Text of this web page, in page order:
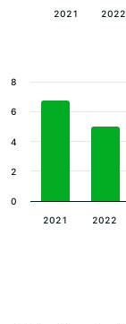
2021 2022
2021 2022
0
2
4
6
8